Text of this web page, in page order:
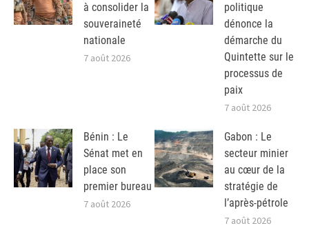
à consolider la
souveraineté
nationale
7 août 2026
politique
dénonce la
démarche du
Quintette sur le
processus de
paix
7 août 2026
Bénin : Le
Sénat met en
place son
premier bureau
7 août 2026
Gabon : Le
secteur minier
au cœur de la
stratégie de
l’après-pétrole
7 août 2026